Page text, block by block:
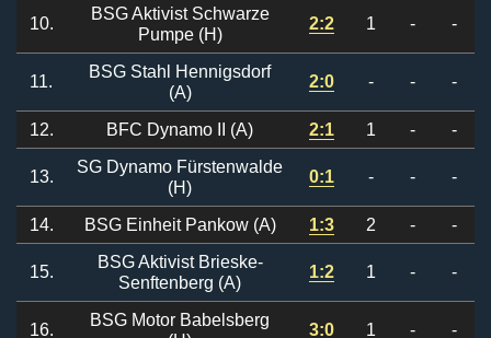
10.
BSG Aktivist Schwarze
Pumpe (H)
2:2 1 - -
11.
BSG Stahl Hennigsdorf
(A)
2:0 - - -
12. BFC Dynamo II (A) 2:1 1 - -
13.
SG Dynamo Fürstenwalde
(H)
0:1 - - -
14. BSG Einheit Pankow (A) 1:3 2 - -
15.
BSG Aktivist Brieske-
Senftenberg (A)
1:2 1 - -
16.
BSG Motor Babelsberg
3:0 1 - -